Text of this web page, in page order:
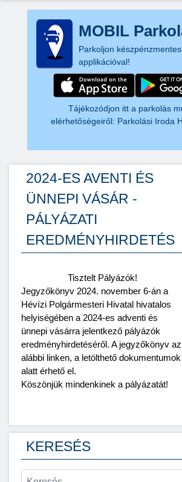
MOBIL
Parkoljon
applikációval!
Tájékozódjon itt a parkolás
elérhetőségeiről: Parkolási Iroda
2024-ES AVENTI ÉS
ÜNNEPI VÁSÁR -
PÁLYÁZATI
EREDMÉNYHIRDETÉS
Tisztelt Pályázók!
Jegyzőkönyv 2024. november 6-án a
Hévízi Polgármesteri Hivatal hivatalos
helyiségében a 2024-es adventi és
ünnepi vásárra jelentkező pályázók
eredményhirdetéséről. A jegyzőkönyv az
alábbi linken, a letölthető dokumentumok
alatt érhető el.
Köszönjük mindenkinek a pályázatát!
KERESÉS